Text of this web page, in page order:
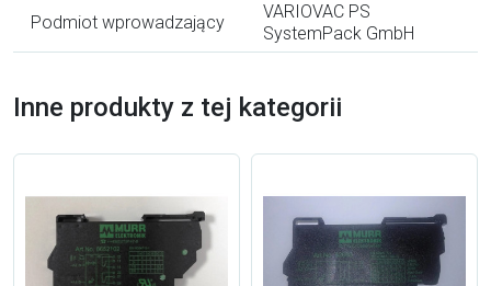
Podmiot wprowadzający
VARIOVAC PS
SystemPack GmbH
Inne produkty z tej kategorii